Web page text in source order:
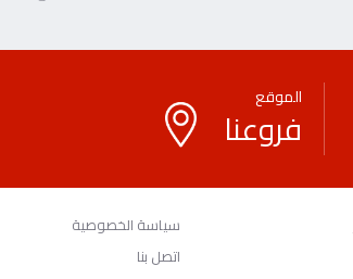
الموقع
فروعنا
سياسة الخصوصية
اتصل بنا